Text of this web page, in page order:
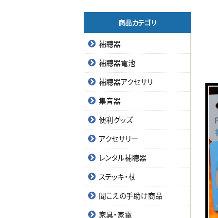
商品カテゴリ
補聴器
補聴器電池
補聴器アクセサリ
集音器
便利グッズ
アクセサリー
レンタル補聴器
ステッキ・杖
聞こえの手助け商品
家具・家電